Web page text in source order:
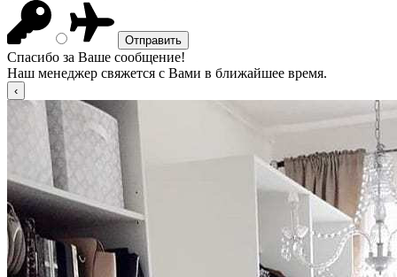
Спасибо за Ваше сообщение!
Наш менеджер свяжется с Вами в ближайшее время.